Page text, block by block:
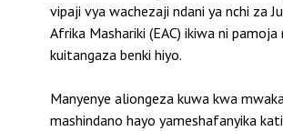
vipaji vya wachezaji ndani ya nchi za
Afrika Mashariki (EAC) ikiwa ni pamoja
kuitangaza benki hiyo.
Manyenye aliongeza kuwa kwa
mashindano hayo yameshafanyika